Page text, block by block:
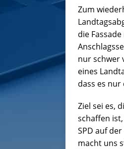
Zum
die
nur schwer
eines
dass es nur
Ziel sei es,
schaffen
SPD auf
macht uns